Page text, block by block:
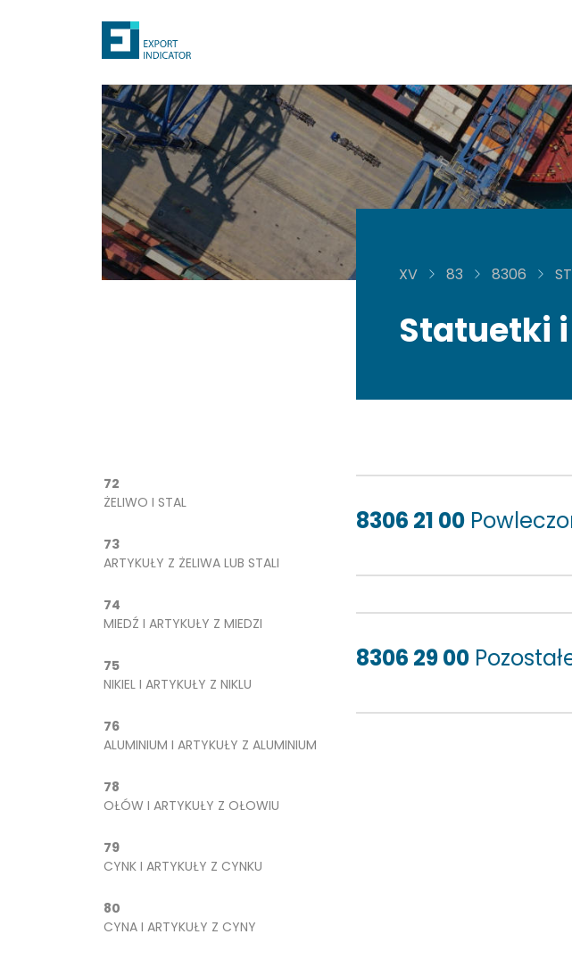
XV 83 8306
Statuetki
72
ŻELIWO I STAL
73
ARTYKUŁY Z ŻELIWA LUB STALI
74
MIEDŹ I ARTYKUŁY Z MIEDZI
75
NIKIEL I ARTYKUŁY Z NIKLU
76
ALUMINIUM I ARTYKUŁY Z ALUMINIUM
78
OŁÓW I ARTYKUŁY Z OŁOWIU
79
CYNK I ARTYKUŁY Z CYNKU
80
CYNA I ARTYKUŁY Z CYNY
8306 21 00
8306 29 00